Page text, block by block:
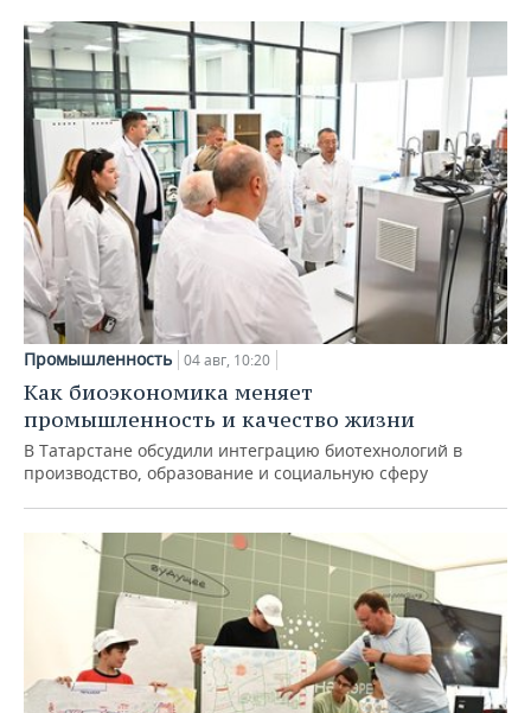
Промышленность 04 авг, 10:20
Как биоэкономика меняет
промышленность и качество жизни
В Татарстане обсудили интеграцию биотехнологий в
производство, образование и социальную сферу